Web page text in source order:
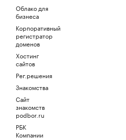
Облако для
бизнеса
Корпоративный
регистратор
доменов
Хостинг
сайтов
Рег.решения
Знакомства
Сайт
знакомств
podbor.ru
РБК
Компании